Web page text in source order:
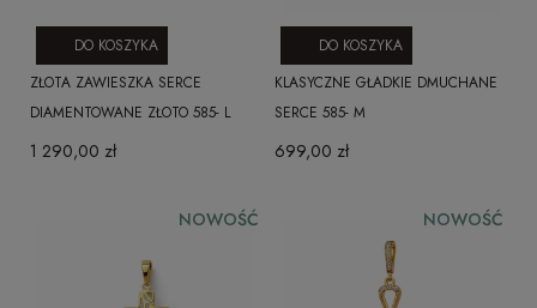
ZŁOTA ZAWIESZKA SERCE
DIAMENTOWANE ZŁOTO 585- L
1 290,00 zł
DO KOSZYKA
KLASYCZNE GŁADKIE DMUCHANE
SERCE 585- M
699,00 zł
DO KOSZYKA
NOWOŚĆ NOWOŚĆ